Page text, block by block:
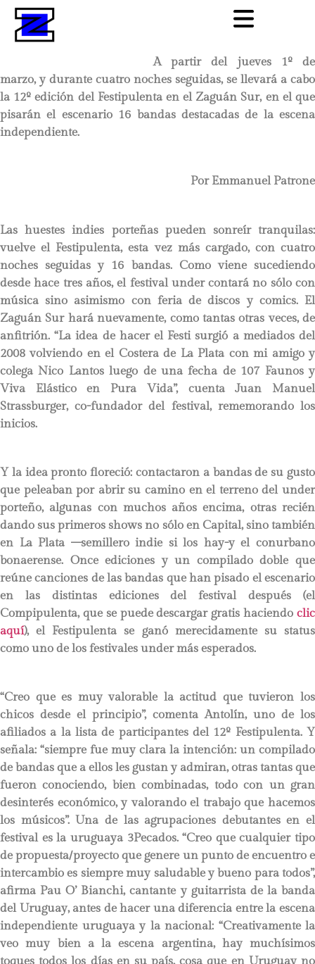
A partir del jueves 1º de
marzo, y durante cuatro noches seguidas, se llevará a cabo
la 12º edición del Festipulenta en el Zaguán Sur, en el que
pisarán el escenario 16 bandas destacadas de la escena
independiente.
Por Emmanuel Patrone
Las huestes indies porteñas pueden sonreír tranquilas:
vuelve el Festipulenta, esta vez más cargado, con cuatro
noches seguidas y 16 bandas. Como viene sucediendo
desde hace tres años, el festival under contará no sólo con
música sino asimismo con feria de discos y comics. El
Zaguán Sur hará nuevamente, como tantas otras veces, de
anfitrión. “La idea de hacer el Festi surgió a mediados del
2008 volviendo en el Costera de La Plata con mi amigo y
colega Nico Lantos luego de una fecha de 107 Faunos y
Viva Elástico en Pura Vida”, cuenta Juan Manuel
Strassburger, co-fundador del festival, rememorando los
inicios.
Y la idea pronto floreció: contactaron a bandas de su gusto
que peleaban por abrir su camino en el terreno del under
porteño, algunas con muchos años encima, otras recién
dando sus primeros shows no sólo en Capital, sino también
en La Plata –semillero indie si los hay-y el conurbano
bonaerense. Once ediciones y un compilado doble que
reúne canciones de las bandas que han pisado el escenario
en las distintas ediciones del festival después (el
Compipulenta, que se puede descargar gratis haciendo clic
aquí), el Festipulenta se ganó merecidamente su status
como uno de los festivales under más esperados.
“Creo que es muy valorable la actitud que tuvieron los
chicos desde el principio”, comenta Antolín, uno de los
afiliados a la lista de participantes del 12º Festipulenta. Y
señala: “siempre fue muy clara la intención: un compilado
de bandas que a ellos les gustan y admiran, otras tantas que
fueron conociendo, bien combinadas, todo con un gran
desinterés económico, y valorando el trabajo que hacemos
los músicos”. Una de las agrupaciones debutantes en el
festival es la uruguaya 3Pecados. “Creo que cualquier tipo
de propuesta/proyecto que genere un punto de encuentro e
intercambio es siempre muy saludable y bueno para todos”,
afirma Pau O’ Bianchi, cantante y guitarrista de la banda
del Uruguay, antes de hacer una diferencia entre la escena
independiente uruguaya y la nacional: “Creativamente la
veo muy bien a la escena argentina, hay muchísimos